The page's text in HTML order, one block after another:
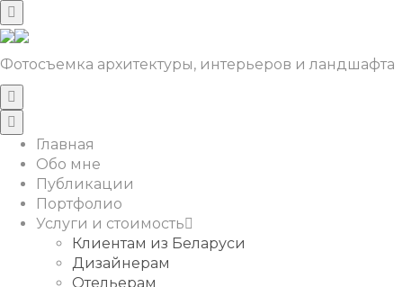
Фотосъемка архитектуры, интерьеров и ландшафта
Главная
Обо мне
Публикации
Портфолио
Услуги и стоимость
Клиентам из Беларуси
Дизайнерам
Отельерам